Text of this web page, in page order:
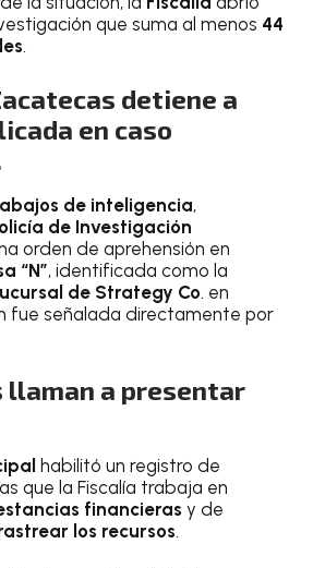
que suma al menos 44
.
detiene a
en caso
de inteligencia,
de Investigación
orden de aprehensión en
“N”, identificada como la
de Strategy Co. en
fue señalada directamente por
llaman a presentar
habilitó un registro de
que la Fiscalía trabaja en
financieras y de
los recursos.